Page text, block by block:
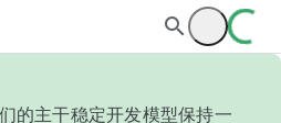
的主干稳定开发模型保持一